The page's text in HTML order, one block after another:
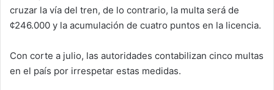
cruzar la vía del tren, de lo contrario, la multa será de
¢246.000 y la acumulación de cuatro puntos en la licencia.
Con corte a julio, las autoridades contabilizan cinco multas
en el país por irrespetar estas medidas.